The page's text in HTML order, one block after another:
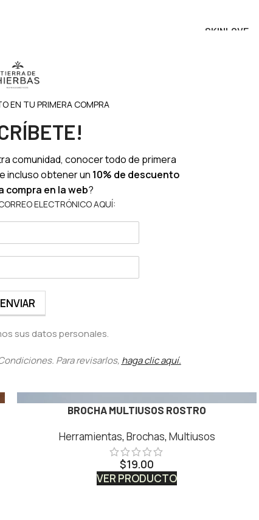
EN TU PRIMERA COMPRA
comunidad, conocer todo de primera
incluso obtener un 10% de descuento
compra en la web?
ELECTRÓNICO AQUÍ:
sus datos personales.
Para revisarlos, haga clic aquí.
SKINLOVE
BROCHA MULTIUSOS ROSTRO
Herramientas, Brochas, Multiusos
$19.00
VER PRODUCTO